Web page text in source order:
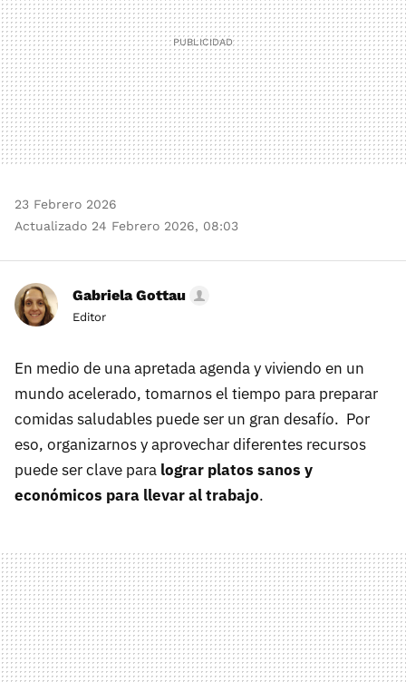
23 Febrero 2026
Actualizado 24 Febrero 2026, 08:03
Gabriela Gottau
Editor
En medio de una apretada agenda y viviendo en un
mundo acelerado, tomarnos el tiempo para preparar
comidas saludables puede ser un gran desafío. Por
eso, organizarnos y aprovechar diferentes recursos
puede ser clave para lograr platos sanos y
económicos para llevar al trabajo.